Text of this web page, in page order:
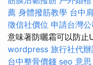
薦 身體撥筋教學 台中
徵信社價位 申請台灣公
意味著防曬霜可以防止
wordpress 旅行社代
台中整骨價錢 seo 意思